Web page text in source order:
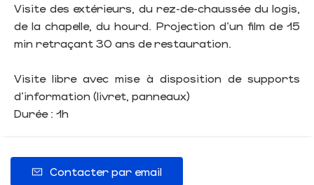
Visite des extérieurs, du rez-de-chaussée du logis,
de la chapelle, du hourd. Projection d’un film de 15
min retraçant 30 ans de restauration.
Visite libre avec mise à disposition de supports
d’information (livret, panneaux)
Durée : 1h
Contacter par email